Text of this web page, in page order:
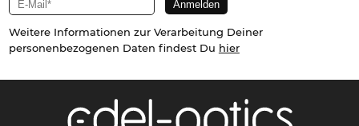
Weitere Informationen zur Verarbeitung Deiner
personenbezogenen Daten findest Du hier